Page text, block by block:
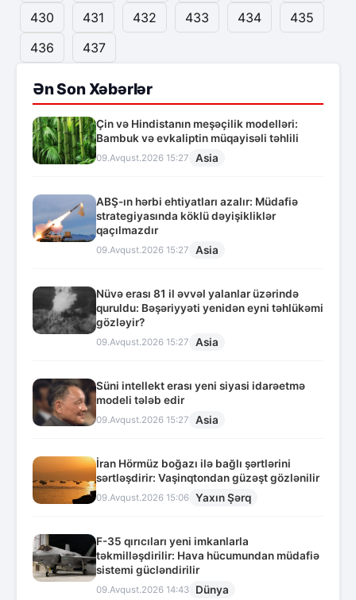
430 431 432 433 434
435
436
437
Ən Son Xəbərlər
Çin və Hindistanın meşəçilik modelləri:
Bambuk və evkaliptin müqayisəli təhlili
09.Avqust.2026 15:27 Asia
ABŞ-ın hərbi ehtiyatları azalır: Müdafiə
strategiyasında köklü dəyişikliklər
qaçılmazdır
09.Avqust.2026 15:27 Asia
Nüvə erası 81 il əvvəl yalanlar üzərində
quruldu: Bəşəriyyəti yenidən eyni təhlükəmi
gözləyir?
09.Avqust.2026 15:27 Asia
Süni intellekt erası yeni siyasi idarəetmə
modeli tələb edir
09.Avqust.2026 15:27 Asia
İran Hörmüz boğazı ilə bağlı şərtlərini
sərtləşdirir: Vaşinqtondan güzəşt gözlənilir
09.Avqust.2026 15:06 Yaxın Şərq
F-35 qırıcıları yeni imkanlarla
təkmilləşdirilir: Hava hücumundan müdafiə
sistemi gücləndirilir
09.Avqust.2026 14:43 Dünya